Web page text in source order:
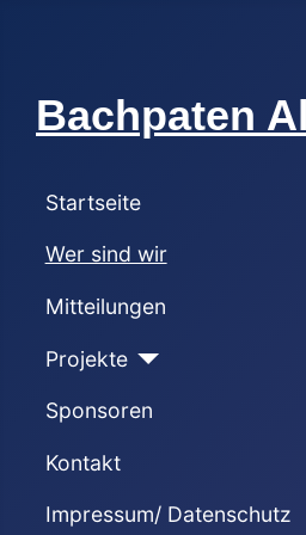
Bachpaten
Startseite
Wer sind wir
Mitteilungen
Projekte
Sponsoren
Kontakt
Impressum/ Datenschutz